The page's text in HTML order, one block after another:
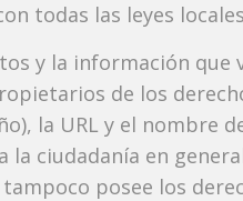
todas las leyes
y la información
de los
la URL y el nombre
la ciudadanía en
posee los